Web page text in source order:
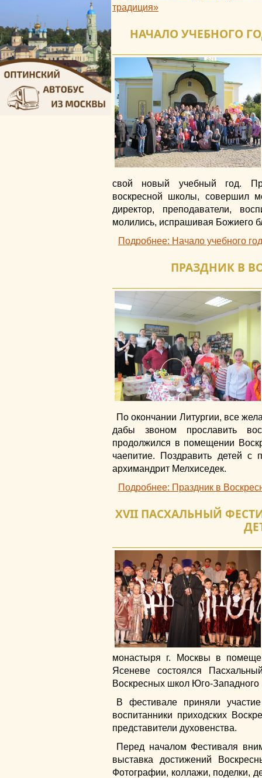
традиция»
НАЧАЛО УЧЕБНОГО
свой новый учебный год.
воскресной школы, совершил
директор, преподаватели,
молились, испрашивая Божиего
Подробнее: Начало учебного
ПРАЗДНИК В
По окончании Литургии, все
дабы звоном прославить
продолжился в помещении
чаепитие. Поздравить детей с
архимандрит Мелхиседек.
Подробнее: Праздник в
XVII ПАСХАЛЬНЫЙ
монастыря г. Москвы в
Ясеневе состоялся
Воскресных школ Юго-Западного
В фестивале приняли
воспитанники приходских
представители духовенства.
Перед началом Фестиваля
выставка достижений
Фотографии, коллажи, поделки,